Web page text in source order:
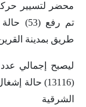
محضر لتسيير
طريق بمدينة القرين
ليصبح إجمالي عدد
الشرقية